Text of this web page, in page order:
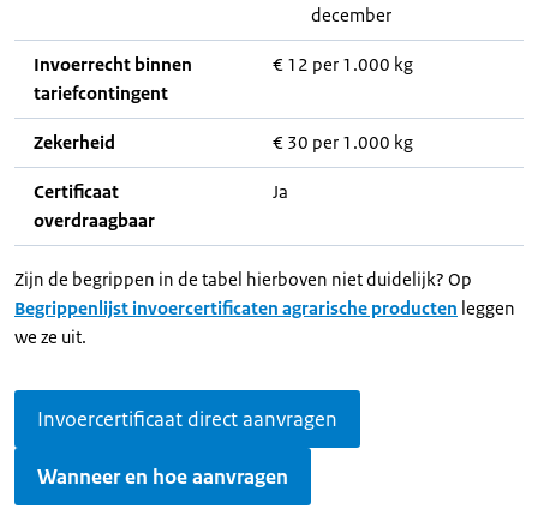
december
Invoerrecht binnen
tariefcontingent
€ 12 per 1.000 kg
Zekerheid € 30 per 1.000 kg
Certificaat
overdraagbaar
Ja
Zijn de begrippen in de tabel hierboven niet duidelijk? Op
Begrippenlijst invoercertificaten agrarische producten leggen
we ze uit.
Invoercertificaat direct aanvragen
Wanneer en hoe aanvragen